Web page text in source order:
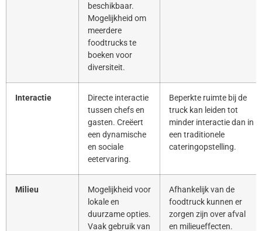
beschikbaar.
Mogelijkheid om
meerdere
foodtrucks te
boeken voor
diversiteit.
Interactie
Directe interactie
tussen chefs en
gasten. Creëert
een dynamische
en sociale
eetervaring.
Beperkte ruimte bij de
truck kan leiden tot
minder interactie dan in
een traditionele
cateringopstelling.
Milieu
Mogelijkheid voor
lokale en
duurzame opties.
Vaak gebruik van
Afhankelijk van de
foodtruck kunnen er
zorgen zijn over afval
en milieueffecten.